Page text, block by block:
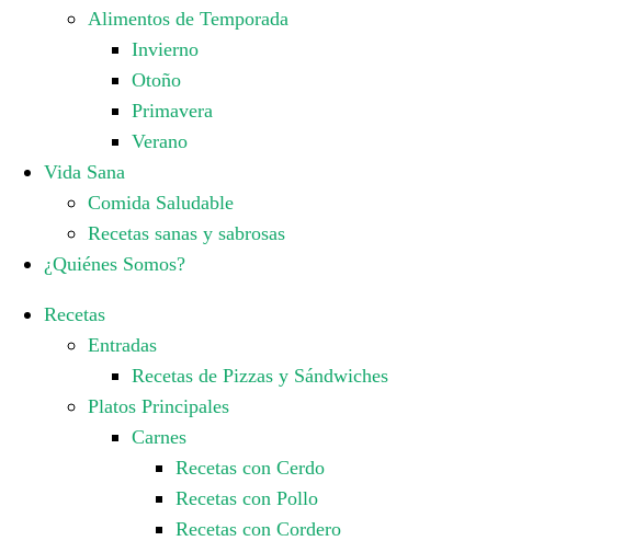
Alimentos de Temporada
Invierno
Otoño
Primavera
Verano
Vida Sana
Comida Saludable
Recetas sanas y sabrosas
¿Quiénes Somos?
Recetas
Entradas
Recetas de Pizzas y Sándwiches
Platos Principales
Carnes
Recetas con Cerdo
Recetas con Pollo
Recetas con Cordero